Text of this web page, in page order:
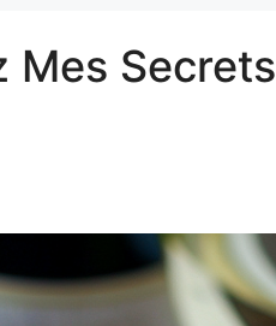
Mes Secrets